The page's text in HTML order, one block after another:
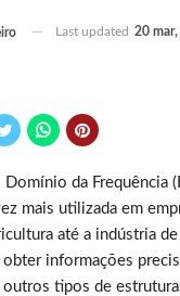
Last updated 20
da Frequência
mais utilizada em
até a indústria
informações
tipos de